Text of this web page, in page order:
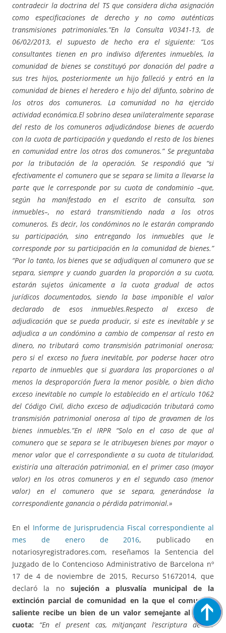
contradecir la doctrina del TS que considera dicha asignación
como especificaciones de derecho y no como auténticas
transmisiones patrimoniales.”En la Consulta V0341-13, de
06/02/2013, el supuesto de hecho era el siguiente: “Los
consultantes tienen en pro indiviso diferentes inmuebles, la
comunidad de bienes se constituyó por donación del padre a
sus tres hijos, posteriormente un hijo falleció y entró en la
comunidad de bienes el heredero e hijo del difunto, sobrino de
los otros dos comuneros. La comunidad no ha ejercido
actividad económica.El sobrino desea unilateralmente separase
del resto de los comuneros adjudicándose bienes de acuerdo
con la cuota de participación y quedando el resto de los bienes
en comunidad entre los otros dos comuneros.” Se preguntaba
por la tributación de la operación. Se respondió que “si
efectivamente el comunero que se separa se limita a llevarse la
parte que le corresponde por su cuota de condominio –que,
según ha manifestado en el escrito de consulta, son
inmuebles–, no estará transmitiendo nada a los otros
comuneros. Es decir, los condóminos no le estarán comprando
su participación, sino entregando los inmuebles que le
corresponde por su participación en la comunidad de bienes.”
“Por lo tanto, los bienes que se adjudiquen al comunero que se
separa, siempre y cuando guarden la proporción a su cuota,
estarán sujetos únicamente a la cuota gradual de actos
jurídicos documentados, siendo la base imponible el valor
declarado de esos inmuebles.Respecto al exceso de
adjudicación que se pueda producir, si este es inevitable y se
adjudica a un condómino a cambio de compensar al resto en
dinero, no tributará como transmisión patrimonial onerosa;
pero si el exceso no fuera inevitable, por poderse hacer otro
reparto de inmuebles que si guardara las proporciones o al
menos la desproporción fuera la menor posible, o bien dicho
exceso inevitable no cumple lo establecido en el artículo 1062
del Código Civil, dicho exceso de adjudicación tributará como
transmisión patrimonial onerosa al tipo de gravamen de los
bienes inmuebles.”En el IRPR “Solo en el caso de que al
comunero que se separa se le atribuyesen bienes por mayor o
menor valor que el correspondiente a su cuota de titularidad,
existiría una alteración patrimonial, en el primer caso (mayor
valor) en los otros comuneros y en el segundo caso (menor
valor) en el comunero que se separa, generándose la
correspondiente ganancia o pérdida patrimonial.»
En el Informe de Jurisprudencia Fiscal correspondiente al
mes de enero de 2016, publicado en
notariosyregistradores.com, reseñamos la Sentencia del
Juzgado de lo Contencioso Administrativo de Barcelona nº
17 de 4 de noviembre de 2015, Recurso 51672014, que
declaró la nosujeción a plusvalía municipal de la
extinción parcial de comunidad en la que el comunero
saliente recibe un bien de un valor semejante al de su
cuota:
“En el present cas, mitjançant l’escriptura de 16